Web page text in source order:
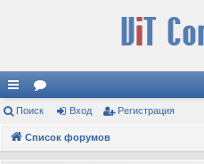
с
ы
ор
ум
Поиск Вход Регистрация
Список форумов